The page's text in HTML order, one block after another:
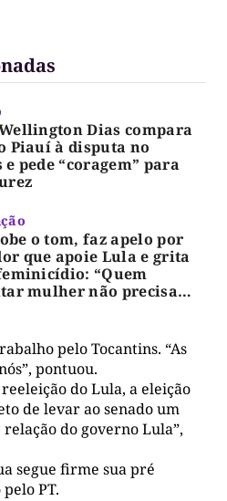
Dias compara
Piauí à disputa no
pede “coragem” para
o tom, faz apelo por
que apoie Lula e grita
“Quem
mulher não precisa
pelo Tocantins. “As
pontuou.
do Lula, a eleição
de levar ao senado um
do governo Lula”,
segue firme sua pré
PT.